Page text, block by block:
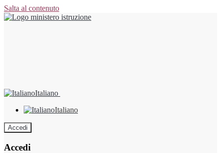
Salta al contenuto
Italiano
Italiano
Accedi
Accedi